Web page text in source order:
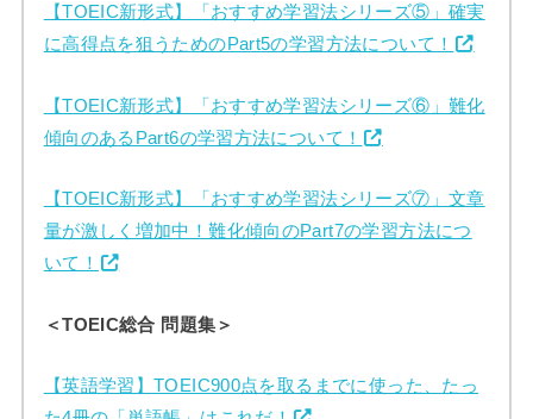
【TOEIC新形式】「おすすめ学習法シリーズ⑤」確実
に高得点を狙うためのPart5の学習方法について！
【TOEIC新形式】「おすすめ学習法シリーズ⑥」難化
傾向のあるPart6の学習方法について！
【TOEIC新形式】「おすすめ学習法シリーズ⑦」文章
量が激しく増加中！難化傾向のPart7の学習方法につ
いて！
＜TOEIC総合 問題集＞
【英語学習】TOEIC900点を取るまでに使った、たっ